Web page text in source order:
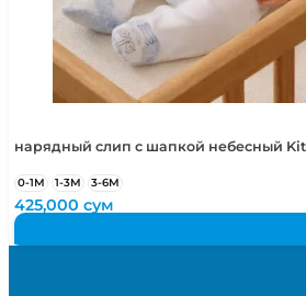
нарядный слип с шапкой небесный
0-1М 1-3М 3-6М
425,000сум